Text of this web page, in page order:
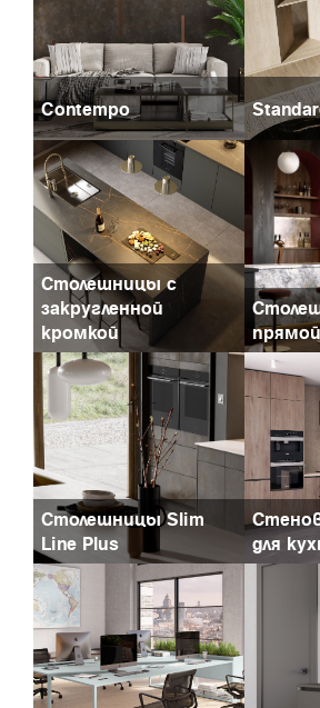
Contempo
Столешницы с
закругленной
кромкой
Столешницы Slim
Line Plus
для